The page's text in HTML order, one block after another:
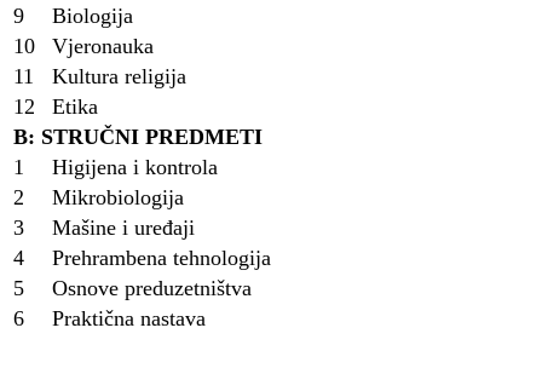
9
Biologija
10
Vjeronauka
11
Kultura religija
12
Etika
B: STRUČNI PREDMETI
1
Higijena i kontrola
2
Mikrobiologija
3
Mašine i uređaji
4
Prehrambena tehnologija
5
Osnove preduzetništva
6
Praktična nastava